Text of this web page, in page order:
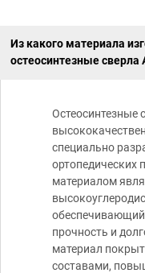
Из какого материала
остеосинтезные сверла
Остеосинтезные
специально
материалом
прочность и
материал
составами,